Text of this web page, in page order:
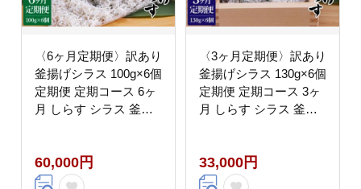
〈6ヶ月定期便〉訳あり
釜揚げシラス 100g×6個
定期便 定期コース 6ヶ
月 しらす シラス 釜揚
不揃い しらす丼 海鮮丼
お茶漬け
60,000円
〈3ヶ月定期便〉訳あり
釜揚げシラス 130g×6個
定期便 定期コース 3ヶ
月 しらす シラス 釜揚
不揃い しらす丼 海鮮丼
お茶漬け
33,000円